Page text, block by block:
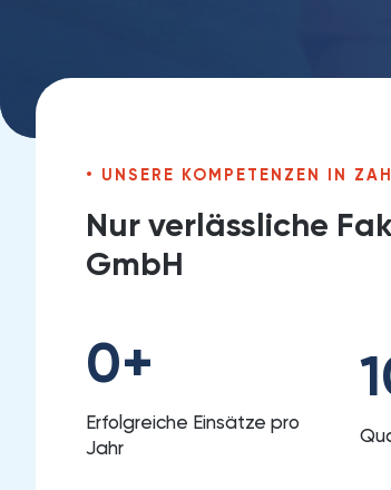
UNSERE KOMPETENZEN IN
Nur verlässliche
GmbH
0+
Erfolgreiche Einsätze pro
Jahr